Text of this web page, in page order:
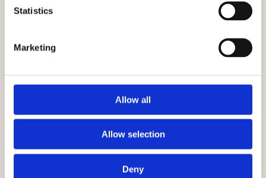
Statistics
Marketing
Allow all
Allow selection
Deny